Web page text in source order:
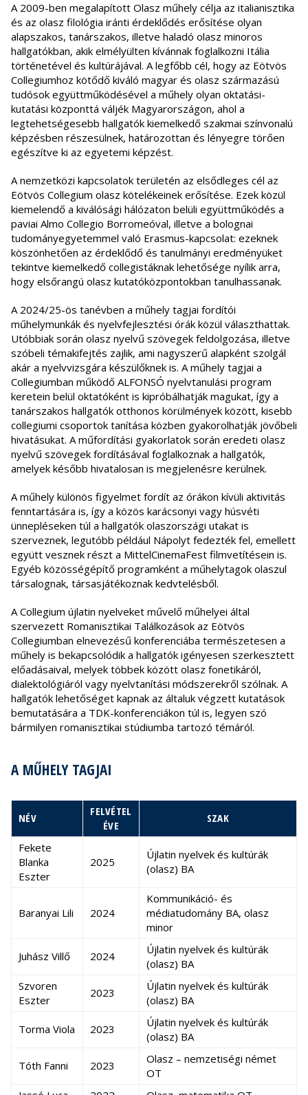
A 2009-ben megalapított Olasz műhely célja az italianisztika
és az olasz filológia iránti érdeklődés erősítése olyan
alapszakos, tanárszakos, illetve haladó olasz minoros
hallgatókban, akik elmélyülten kívánnak foglalkozni Itália
történetével és kultúrájával. A legfőbb cél, hogy az Eötvös
Collegiumhoz kötődő kiváló magyar és olasz származású
tudósok együttműködésével a műhely olyan oktatási-
kutatási központtá váljék Magyarországon, ahol a
legtehetségesebb hallgatók kiemelkedő szakmai színvonalú
képzésben részesülnek, határozottan és lényegre törően
egészítve ki az egyetemi képzést.
A nemzetközi kapcsolatok területén az elsődleges cél az
Eötvös Collegium olasz kötelékeinek erősítése. Ezek közül
kiemelendő a kiválósági hálózaton belüli együttműködés a
paviai Almo Collegio Borromeóval, illetve a bolognai
tudományegyetemmel való Erasmus-kapcsolat: ezeknek
köszönhetően az érdeklődő és tanulmányi eredményüket
tekintve kiemelkedő collegistáknak lehetősége nyílik arra,
hogy elsőrangú olasz kutatóközpontokban tanulhassanak.
A 2024/25-ös tanévben a műhely tagjai fordítói
műhelymunkák és nyelvfejlesztési órák közül választhattak.
Utóbbiak során olasz nyelvű szövegek feldolgozása, illetve
szóbeli témakifejtés zajlik, ami nagyszerű alapként szolgál
akár a nyelvvizsgára készülőknek is. A műhely tagjai a
Collegiumban működő ALFONSÓ nyelvtanulási program
keretein belül oktatóként is kipróbálhatják magukat, így a
tanárszakos hallgatók otthonos körülmények között, kisebb
collegiumi csoportok tanítása közben gyakorolhatják jövőbeli
hivatásukat. A műfordítási gyakorlatok során eredeti olasz
nyelvű szövegek fordításával foglalkoznak a hallgatók,
amelyek később hivatalosan is megjelenésre kerülnek.
A műhely különös figyelmet fordít az órákon kívüli aktivitás
fenntartására is, így a közös karácsonyi vagy húsvéti
ünnepléseken túl a hallgatók olaszországi utakat is
szerveznek, legutóbb például Nápolyt fedezték fel, emellett
együtt vesznek részt a MittelCinemaFest filmvetítésein is.
Egyéb közösségépítő programként a műhelytagok olaszul
társalognak, társasjátékoznak kedvtelésből.
A Collegium újlatin nyelveket művelő műhelyei által
szervezett Romanisztikai Találkozások az Eötvös
Collegiumban elnevezésű konferenciába természetesen a
műhely is bekapcsolódik a hallgatók igényesen szerkesztett
előadásaival, melyek többek között olasz fonetikáról,
dialektológiáról vagy nyelvtanítási módszerekről szólnak. A
hallgatók lehetőséget kapnak az általuk végzett kutatások
bemutatására a TDK-konferenciákon túl is, legyen szó
bármilyen romanisztikai stúdiumba tartozó témáról.
A MŰHELY TAGJAI
NÉV
FELVÉTEL
ÉVE
SZAK
Fekete
Blanka
Eszter
2025
Újlatin nyelvek és kultúrák
(olasz) BA
Baranyai Lili 2024
Kommunikáció- és
médiatudomány BA, olasz
minor
Juhász Villő 2024
Újlatin nyelvek és kultúrák
(olasz) BA
Szvoren
Eszter
2023
Újlatin nyelvek és kultúrák
(olasz) BA
Torma Viola 2023
Újlatin nyelvek és kultúrák
(olasz) BA
Tóth Fanni 2023
Olasz – nemzetiségi német
OT